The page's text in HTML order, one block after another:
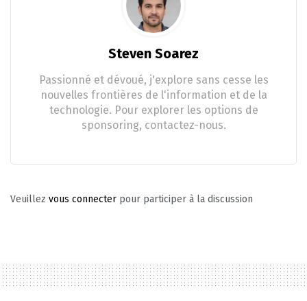
Steven Soarez
Passionné et dévoué, j'explore sans cesse les
nouvelles frontières de l'information et de la
technologie. Pour explorer les options de
sponsoring, contactez-nous.
Veuillez vous connecter pour participer à la discussion